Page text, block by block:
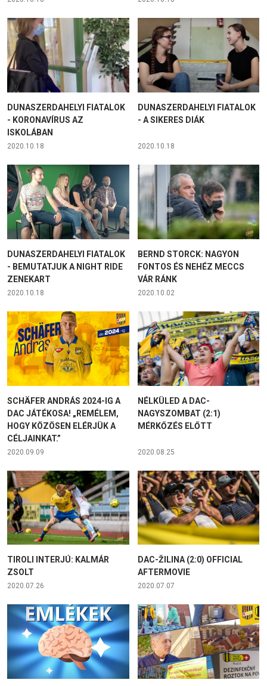
DUNASZERDAHELYI FIATALOK
- KORONAVÍRUS AZ
ISKOLÁBAN
2020.10.18
DUNASZERDAHELYI FIATALOK
- A SIKERES DIÁK
2020.10.18
DUNASZERDAHELYI FIATALOK
- BEMUTATJUK A NIGHT RIDE
ZENEKART
2020.10.18
BERND STORCK: NAGYON
FONTOS ÉS NEHÉZ MECCS
VÁR RÁNK
2020.10.02
SCHÄFER ANDRÁS 2024-IG A
DAC JÁTÉKOSA! „REMÉLEM,
HOGY KÖZÖSEN ELÉRJÜK A
CÉLJAINKAT.”
2020.09.09
NÉLKÜLED A DAC-
NAGYSZOMBAT (2:1)
MÉRKŐZÉS ELŐTT
2020.08.25
TIROLI INTERJÚ: KALMÁR
ZSOLT
2020.07.26
DAC-ŽILINA (2:0) OFFICIAL
AFTERMOVIE
2020.07.07